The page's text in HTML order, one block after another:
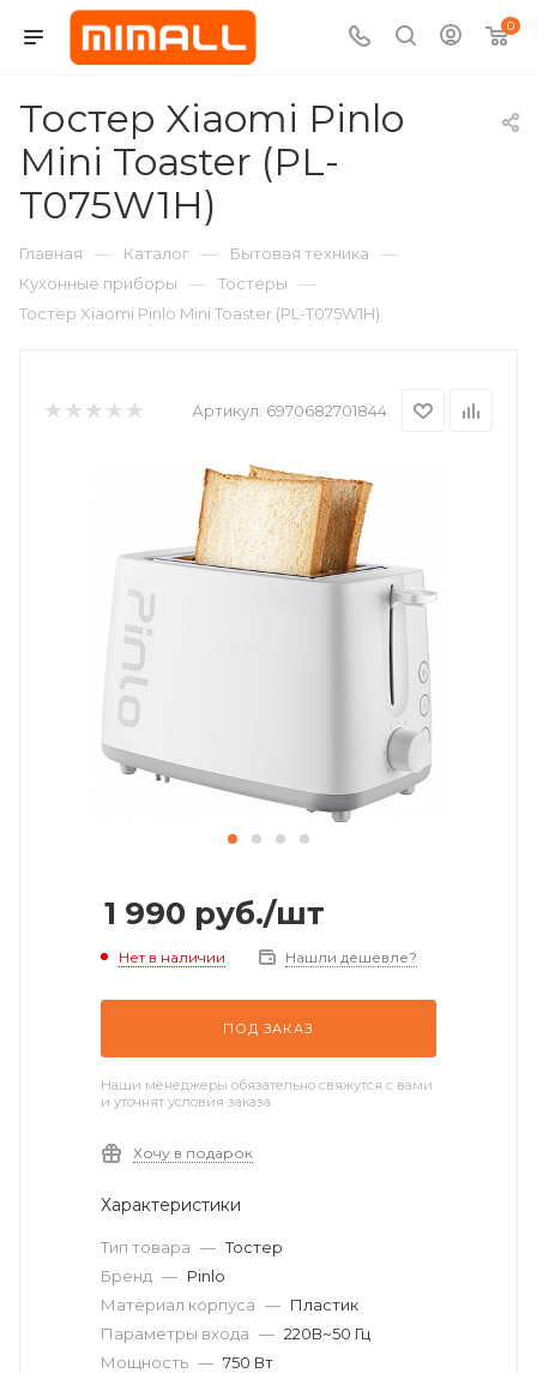
0
Тостер Xiaomi Pinlo
Mini Toaster (PL-
T075W1H)
Главная — Каталог — Бытовая техника —
Кухонные приборы — Тостеры —
Тостер Xiaomi Pinlo Mini Toaster (PL-T075W1H)
Артикул: 6970682701844
1 990 руб./шт
Нет в наличии Нашли дешевле?
ПОД ЗАКАЗ
Наши менеджеры обязательно свяжутся с вами
и уточнят условия заказа
Хочу в подарок
Характеристики
Тип товара — Тостер
Бренд — Pinlo
Материал корпуса — Пластик
Параметры входа — 220В~50 Гц
Мощность — 750 Вт